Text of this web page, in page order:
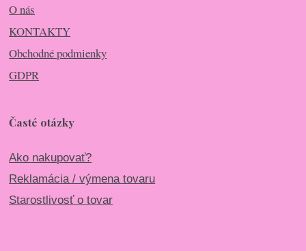
O nás
KONTAKTY
Obchodné podmienky
GDPR
Časté otázky
Ako nakupovať?
Reklamácia / výmena tovaru
Starostlivosť o tovar